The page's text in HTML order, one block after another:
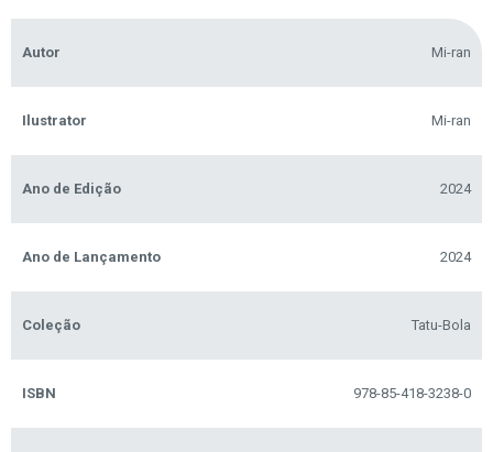
Autor Mi-ran
Ilustrator Mi-ran
Ano de Edição 2024
Ano de Lançamento 2024
Coleção Tatu-Bola
ISBN 978-85-418-3238-0